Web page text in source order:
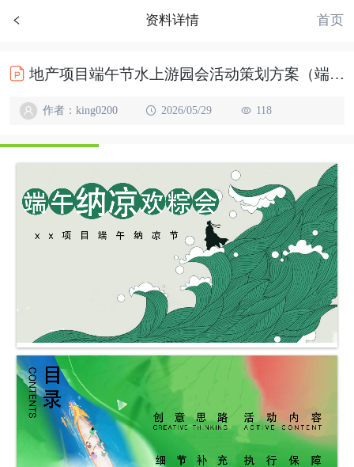
资料详情 首页
地产项目端午节水上游园会活动策划方案（端午纳凉欢粽会主题）
作者：king0200 2026/05/29 118